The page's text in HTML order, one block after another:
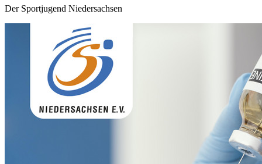
Der Sportjugend Niedersachsen